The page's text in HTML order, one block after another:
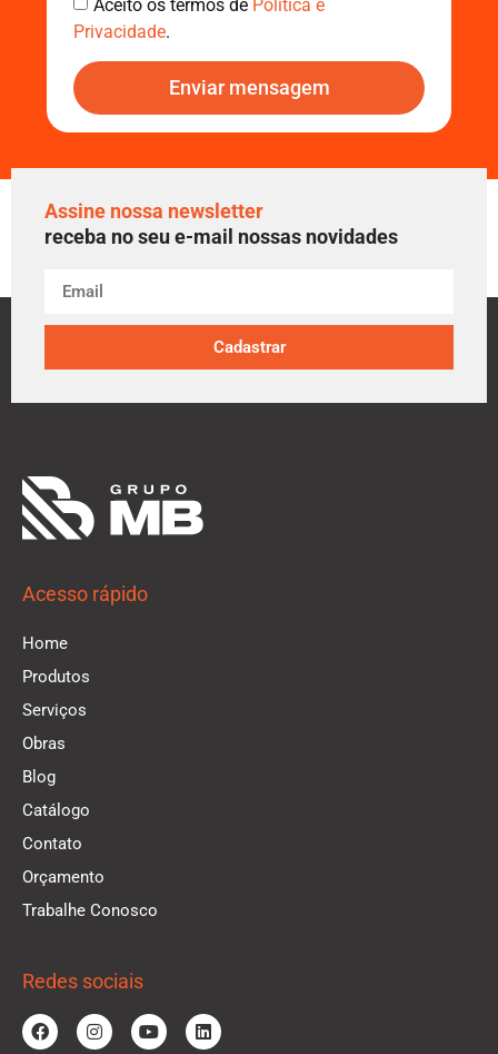
Aceito os termos de Política e
Privacidade.
Enviar mensagem
Assine nossa newsletter
receba no seu e-mail nossas novidades
Cadastrar
Acesso rápido
Home
Produtos
Serviços
Obras
Blog
Catálogo
Contato
Orçamento
Trabalhe Conosco
Redes sociais